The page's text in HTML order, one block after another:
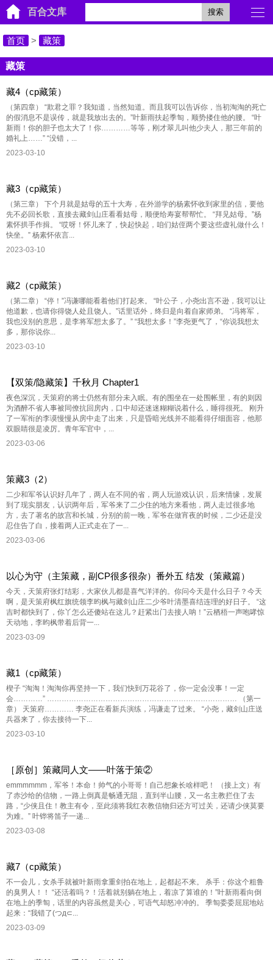
百合文库 搜索
首页 > 藏策
藏策
藏4（cp藏策）
（第四章） “欺君之罪？我知道，当然知道。而且我可以告诉你，当初淘淘的死亡
的假消息不是误传，就是我放出去的。”叶新雨扶起季匋，顺势搂住他的腰。 “叶
新雨！你的胆子也太大了！你…………等等，刚才翠儿叫他少夫人，那三年前的
婚礼上……” “没错，...
2023-03-10
藏3（cp藏策）
（第三章） 下个月就是姑母的五十大寿，在外游学的杨素怀收到家里的信，要他
先不必回长歌，直接去藏剑山庄看看姑母，顺便给寿宴帮帮忙。 “拜见姑母。”杨
素怀拱手作揖。 “哎呀！怀儿来了，快起快起，咱们姑侄两个要这些虚礼做什么！
快坐。” 杨素怀依言...
2023-03-10
藏2（cp藏策）
（第二章） “停！”冯谦哪能看着他们打起来。 “叶公子，小尧出言不逊，我可以让
他道歉，也请你得饶人处且饶人。”话里话外，终归是向着自家师弟。 “冯将军，
我也没别的意思，是李将军想太多了。” “我想太多！”李尧更气了，“你说我想太
多，那你说你...
2023-03-10
【双策/隐藏策】千秋月 Chapter1
夜色深沉，天策府的将士仍然有部分未入眠。有的围坐在一处围帐里，有的则因
为酒醉不省人事被同僚抗回房内，口中却还迷迷糊糊说着什么，睡得很死。 刚升
了一军衔的李谟慢慢从房中走了出来，只是昏暗光线并不能看得仔细面容，他那
双眼睛很是凌厉。青年军官中，...
2023-03-06
策藏3（2）
二少和军爷认识好几年了，两人在不同的省，两人玩游戏认识，后来情缘，发展
到了现实朋友，认识两年后，军爷来了二少住的地方来看他，两人走过很多地
方，去了著名的故宫和长城，分别的前一晚，军爷在做宵夜的时候，二少还是没
忍住告了白，接着两人正式走在了一...
2023-03-06
以心为守（主策藏，副CP很多很杂）番外五 结发（策藏篇）
今天，天策府张灯结彩，大家伙儿都是喜气洋洋的。你问今天是什么日子？今天
啊，是天策府枫红旗统领李昀枫与藏剑山庄二少爷叶清墨喜结连理的好日子。 “这
吉时都快到了，你丫怎么还傻站在这儿？赶紧出门去接人呐！”云栖梧一声咆哮惊
天动地，李昀枫带着后背一...
2023-03-09
藏1（cp藏策）
楔子 “淘淘！淘淘你再坚持一下，我们快到万花谷了，你一定会没事！一定
会…………” …………………………………………………………………… （第一
章） 天策府………… 李尧正在看新兵演练，冯谦走了过来。 “小尧，藏剑山庄送
兵器来了，你去接待一下...
2023-03-10
［原创］策藏同人文——叶落于策②
emmmmmm，军爷！本命！帅气的小哥哥！自己想象长啥样吧！ （接上文）有
了赤沙给的信物，一路上倒真是畅通无阻，直到半山腰，又一名主教拦住了去
路，“少侠且住！教主有令，至此须将我红衣教信物归还方可过关，还请少侠莫要
为难。” 叶铧将笛子一递...
2023-03-08
藏7（cp藏策）
不一会儿，女杀手就被叶新雨拿重剑拍在地上，起都起不来。 杀手：你这个粗鲁
的臭男人！！ “还活着吗？！活着就别躺在地上，着凉了算谁的！”叶新雨看向倒
在地上的季匋，话里的内容虽然是关心，可语气却怒冲冲的。 季匋委委屈屈地站
起来：“我错了(つд⊂...
2023-03-09